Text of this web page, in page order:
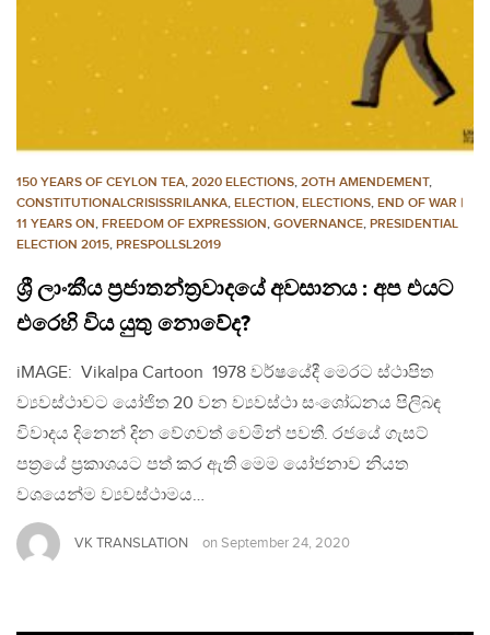
150 YEARS OF CEYLON TEA, 2020 ELECTIONS, 2OTH AMENDEMENT,
CONSTITUTIONALCRISISSRILANKA, ELECTION, ELECTIONS, END OF WAR |
11 YEARS ON, FREEDOM OF EXPRESSION, GOVERNANCE, PRESIDENTIAL
ELECTION 2015, PRESPOLLSL2019
ශ්‍රී ලාංකීය ප්‍රජාතන්ත්‍රවාදයේ අවසානය : අප එයට
එරෙහි විය යුතු නොවේද?
iMAGE: Vikalpa Cartoon 1978 වර්ෂයේදී මෙරට ස්ථාපිත
ව්‍යවස්ථාවට යෝජිත 20 වන ව්‍යවස්ථා සංශෝධනය පිලිබඳ
විවාදය දිනෙන් දින වේගවත් වෙමින් පවතී. රජයේ ගැසට්
පත්‍රයේ ප්‍රකාශයට පත් කර ඇති මෙම යෝජනාව නියත
වශයෙන්ම ව්‍යවස්ථාමය…
VK TRANSLATION on September 24, 2020